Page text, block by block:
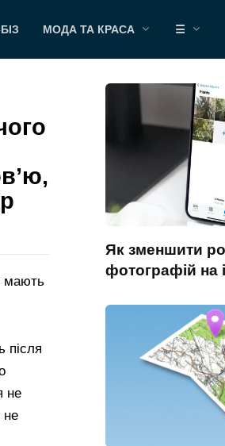
МОДА ТА КРАСА ☰
мають
після
не
не
Як зменшити
фотографій на